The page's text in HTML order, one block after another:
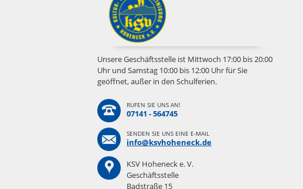
Unsere Geschäftsstelle ist Mittwoch 17:00 bis 20:00
Uhr und Samstag 10:00 bis 12:00 Uhr für Sie
geöffnet, außer in den Schulferien.
RUFEN SIE UNS AN!
07141 - 564745
SENDEN SIE UNS EINE E-MAIL
info@ksvhoheneck.de
KSV Hoheneck e. V.
Geschäftsstelle
Badstraße 15